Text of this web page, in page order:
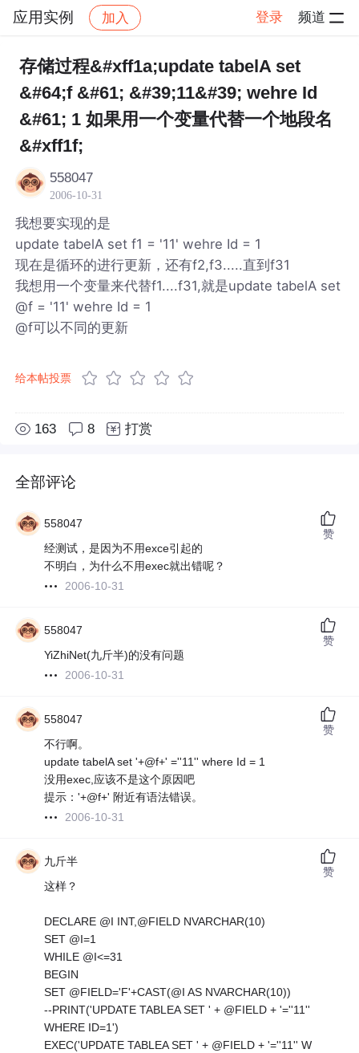
应用实例 加入 登录 频道
社区 应用实例 帖子详情
存储过程&#xff1a;update tabelA set
&#64;f &#61; &#39;11&#39; wehre Id
&#61; 1 如果用一个变量代替一个地段名
&#xff1f;
558047
2006-10-31
我想要实现的是
update tabelA set f1 = '11' wehre Id = 1
现在是循环的进行更新，还有f2,f3.....直到f31
我想用一个变量来代替f1....f31,就是update tabelA set
@f = '11' wehre Id = 1
@f可以不同的更新
给本帖投票
163 8 打赏
全部评论
558047
经测试，是因为不用exce引起的
不明白，为什么不用exec就出错呢？
2006-10-31
赞
558047
YiZhiNet(九斤半)的没有问题
2006-10-31
赞
558047
不行啊。
update tabelA set '+@f+' =''11'' where Id = 1
没用exec,应该不是这个原因吧
提示：'+@f+' 附近有语法错误。
2006-10-31
赞
九斤半
这样？
DECLARE @I INT,@FIELD NVARCHAR(10)
SET @I=1
WHILE @I<=31
BEGIN
SET @FIELD='F'+CAST(@I AS NVARCHAR(10))
--PRINT('UPDATE TABLEA SET ' + @FIELD + '=''11''
WHERE ID=1')
EXEC('UPDATE TABLEA SET ' + @FIELD + '=''11'' W
赞